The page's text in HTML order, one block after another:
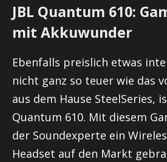
JBL Quantum 610:
mit Akkuwunder
Ebenfalls preislich etwas
nicht ganz so teuer wie das
aus dem Hause SteelSeries,
Quantum 610. Mit diesem
der Soundexperte ein
Headset auf den Markt